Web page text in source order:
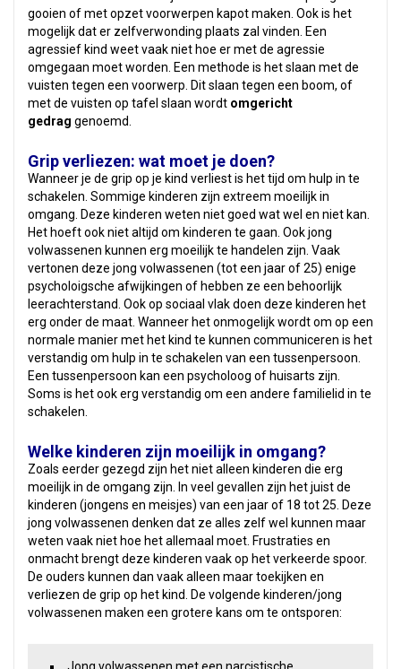
gooien of met opzet voorwerpen kapot maken. Ook is het
mogelijk dat er zelfverwonding plaats zal vinden. Een
agressief kind weet vaak niet hoe er met de agressie
omgegaan moet worden. Een methode is het slaan met de
vuisten tegen een voorwerp. Dit slaan tegen een boom, of
met de vuisten op tafel slaan wordt omgericht
gedrag genoemd.
Grip verliezen: wat moet je doen?
Wanneer je de grip op je kind verliest is het tijd om hulp in te
schakelen. Sommige kinderen zijn extreem moeilijk in
omgang. Deze kinderen weten niet goed wat wel en niet kan.
Het hoeft ook niet altijd om kinderen te gaan. Ook jong
volwassenen kunnen erg moeilijk te handelen zijn. Vaak
vertonen deze jong volwassenen (tot een jaar of 25) enige
psycholoigsche afwijkingen of hebben ze een behoorlijk
leerachterstand. Ook op sociaal vlak doen deze kinderen het
erg onder de maat. Wanneer het onmogelijk wordt om op een
normale manier met het kind te kunnen communiceren is het
verstandig om hulp in te schakelen van een tussenpersoon.
Een tussenpersoon kan een psycholoog of huisarts zijn.
Soms is het ook erg verstandig om een andere familielid in te
schakelen.
Welke kinderen zijn moeilijk in omgang?
Zoals eerder gezegd zijn het niet alleen kinderen die erg
moeilijk in de omgang zijn. In veel gevallen zijn het juist de
kinderen (jongens en meisjes) van een jaar of 18 tot 25. Deze
jong volwassenen denken dat ze alles zelf wel kunnen maar
weten vaak niet hoe het allemaal moet. Frustraties en
onmacht brengt deze kinderen vaak op het verkeerde spoor.
De ouders kunnen dan vaak alleen maar toekijken en
verliezen de grip op het kind. De volgende kinderen/jong
volwassenen maken een grotere kans om te ontsporen: